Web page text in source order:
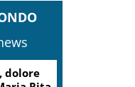
dolore